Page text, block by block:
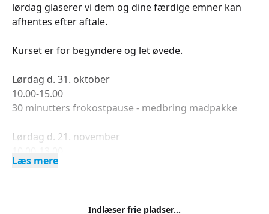
lørdag glaserer vi dem og dine færdige emner kan
afhentes efter aftale.
Kurset er for begyndere og let øvede.
Lørdag d. 31. oktober
10.00-15.00
30 minutters frokostpause - medbring madpakke
Lørdag d. 21. november
10 minutters pause
Læs mere
Indlæser frie pladser...